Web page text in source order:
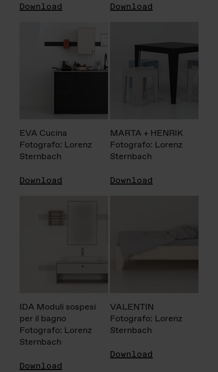
Download Download
EVA Cucina
Fotografo: Lorenz
Sternbach
Download
MARTA + HENRIK
Fotografo: Lorenz
Sternbach
Download
IDA Moduli sospesi
per il bagno
Fotografo: Lorenz
Sternbach
Download
VALENTIN
Fotografo: Lorenz
Sternbach
Download